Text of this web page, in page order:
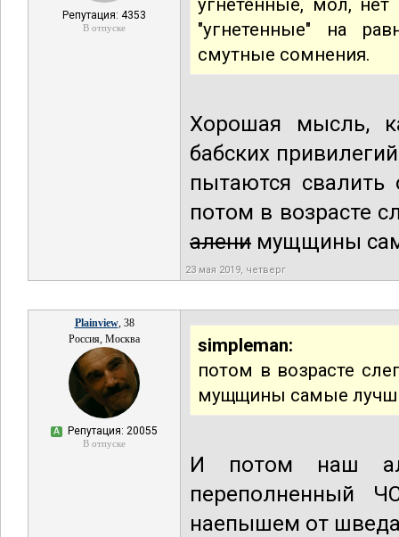
Репутация: 4353
В отпуске
угнетенные, мол, нет
"угнетенные" на
смутные сомнения.
Хорошая мысль,
бабских
пытаются
потом в возрасте
алени мущщины
23 мая 2019, четверг
Plainview, 38
Россия, Москва
А Репутация: 20055
В отпуске
simpleman:
потом в возрасте
мущщины самые
И потом наш
переполненный
наепышем от